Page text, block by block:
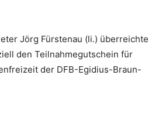
Jörg Fürstenau (li.) überreichte
den Teilnahmegutschein für
der DFB-Egidius-Braun-